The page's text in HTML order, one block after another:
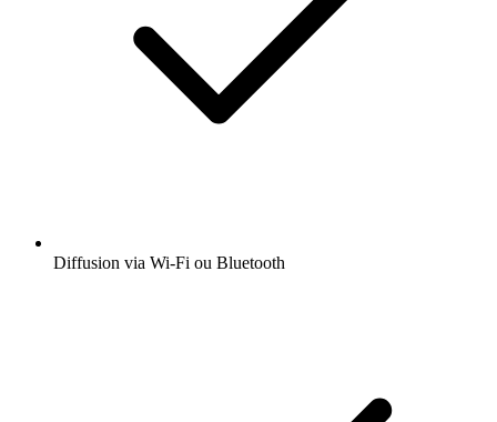
Diffusion via Wi-Fi ou Bluetooth